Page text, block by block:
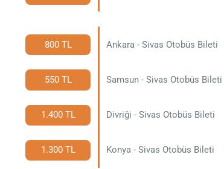
800 TL Ankara - Sivas Otobüs Bileti
550 TL Samsun - Sivas Otobüs Bileti
1.400 TL Divriği - Sivas Otobüs Bileti
1.300 TL Konya - Sivas Otobüs Bileti